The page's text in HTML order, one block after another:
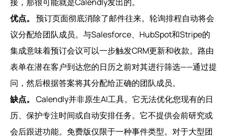
优点。 预订页面彻底消除了邮件往来。轮询排程自动将会
议分配给团队成员。与Salesforce、HubSpot和Stripe的
集成意味着预订会议可以一步触发CRM更新和收款。路由
表单在潜在客户到达您的日历之前对其进行筛选——通过提
问，然后根据答案将其分配给正确的团队成员。
缺点。 Calendly并非原生AI工具。它无法优化您现有的日
历、保护专注时间或自动安排任务。它不提供会前研究或
会后跟进功能。免费版仅限于一种事件类型。对于大型团